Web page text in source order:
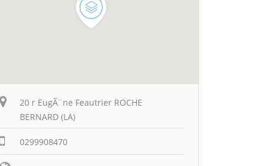
20 r EugÃ¨ne Feautrier ROCHE
BERNARD (LA)
0299908470